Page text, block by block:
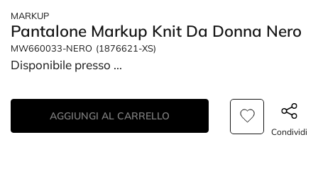
MARKUP
Pantalone Markup Knit Da Donna Nero
MW660033-NERO (1876621-XS)
Disponibile presso ...
AGGIUNGI AL CARRELLO
Condividi